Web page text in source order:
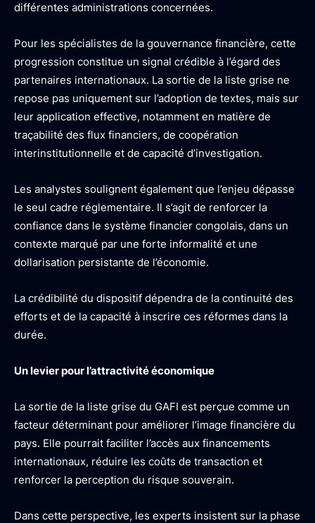
différentes administrations concernées.
Pour les spécialistes de la gouvernance financière, cette
progression constitue un signal crédible à l’égard des
partenaires internationaux. La sortie de la liste grise ne
repose pas uniquement sur l’adoption de textes, mais sur
leur application effective, notamment en matière de
traçabilité des flux financiers, de coopération
interinstitutionnelle et de capacité d’investigation.
Les analystes soulignent également que l’enjeu dépasse
le seul cadre réglementaire. Il s’agit de renforcer la
confiance dans le système financier congolais, dans un
contexte marqué par une forte informalité et une
dollarisation persistante de l’économie.
La crédibilité du dispositif dépendra de la continuité des
efforts et de la capacité à inscrire ces réformes dans la
durée.
Un levier pour l’attractivité économique
La sortie de la liste grise du GAFI est perçue comme un
facteur déterminant pour améliorer l’image financière du
pays. Elle pourrait faciliter l’accès aux financements
internationaux, réduire les coûts de transaction et
renforcer la perception du risque souverain.
Dans cette perspective, les experts insistent sur la phase